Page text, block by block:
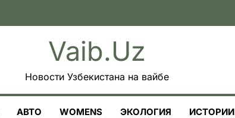
Vaib.uz
Новости Узбекистана на вайбе
АВТО WOMENS ЭКОЛОГИЯ ИСТОРИИ